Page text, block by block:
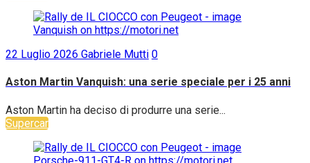
22 Luglio 2026 Gabriele Mutti 0
Aston Martin Vanquish: una serie speciale per i 25 anni
Aston Martin ha deciso di produrre una serie...
Supercar